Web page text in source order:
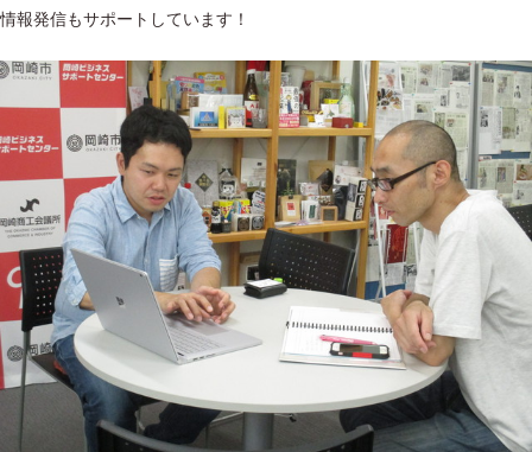
情報発信もサポートしています！